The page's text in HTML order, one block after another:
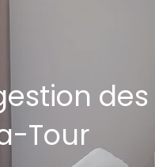
des
Tour